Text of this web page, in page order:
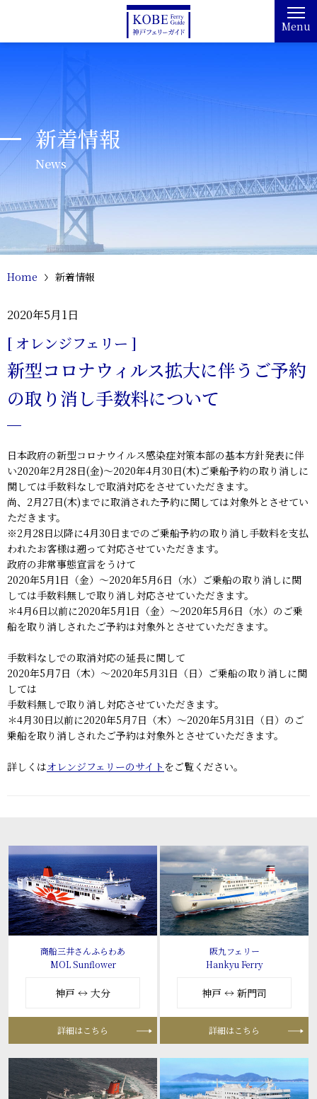
Menu
新着情報
News
Home 新着情報
2020年5月1日
[ オレンジフェリー ]
新型コロナウィルス拡大に伴うご予約
の取り消し手数料について
日本政府の新型コロナウイルス感染症対策本部の基本方針発表に伴
い2020年2月28日(金)～2020年4月30日(木)ご乗船予約の取り消しに
関しては手数料なしで取消対応をさせていただきます。
尚、2月27日(木)までに取消された予約に関しては対象外とさせてい
ただきます。
※2月28日以降に4月30日までのご乗船予約の取り消し手数料を支払
われたお客様は遡って対応させていただきます。
政府の非常事態宣言をうけて
2020年5月1日（金）～2020年5月6日（水）ご乗船の取り消しに関
しては手数料無しで取り消し対応させていただきます。
＊4月6日以前に2020年5月1日（金）～2020年5月6日（水）のご乗
船を取り消しされたご予約は対象外とさせていただきます。
手数料なしでの取消対応の延長に関して
2020年5月7日（木）～2020年5月31日（日）ご乗船の取り消しに関
しては
手数料無しで取り消し対応させていただきます。
＊4月30日以前に2020年5月7日（木）～2020年5月31日（日）のご
乗船を取り消しされたご予約は対象外とさせていただきます。
詳しくはオレンジフェリーのサイト をご覧ください。
商船三井さんふらわあ
MOL Sunflower
神戸 ↔ 大分
詳細はこちら
阪九フェリー
Hankyu Ferry
神戸 ↔ 新門司
詳細はこちら